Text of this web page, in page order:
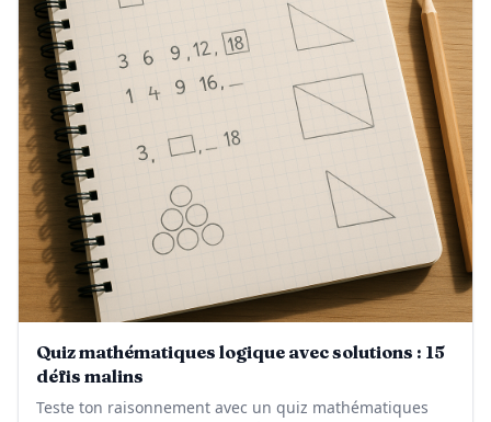
Quiz mathématiques logique avec solutions : 15
défis malins
Teste ton raisonnement avec un quiz mathématiques